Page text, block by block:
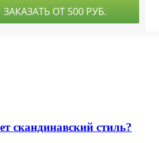
скандинавский стиль?